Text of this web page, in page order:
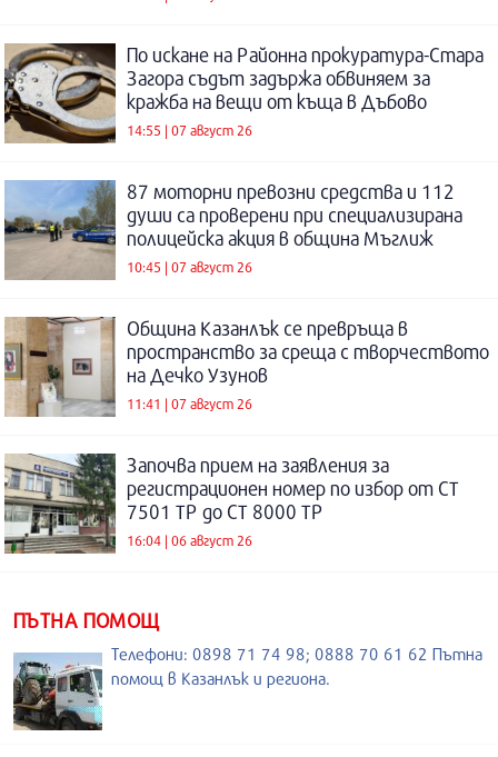
По искане на Районна прокуратура-Стара
Загора съдът задържа обвиняем за
кражба на вещи от къща в Дъбово
14:55 | 07 август 26
87 моторни превозни средства и 112
души са проверени при специализирана
полицейска акция в община Мъглиж
10:45 | 07 август 26
Община Казанлък се превръща в
пространство за среща с творчеството
на Дечко Узунов
11:41 | 07 август 26
Започва прием на заявления за
регистрационен номер по избор от СТ
7501 ТР до СТ 8000 ТР
16:04 | 06 август 26
ПЪТНА ПОМОЩ
Телефони: 0898 71 74 98; 0888 70 61 62 Пътна
помощ в Казанлък и региона.